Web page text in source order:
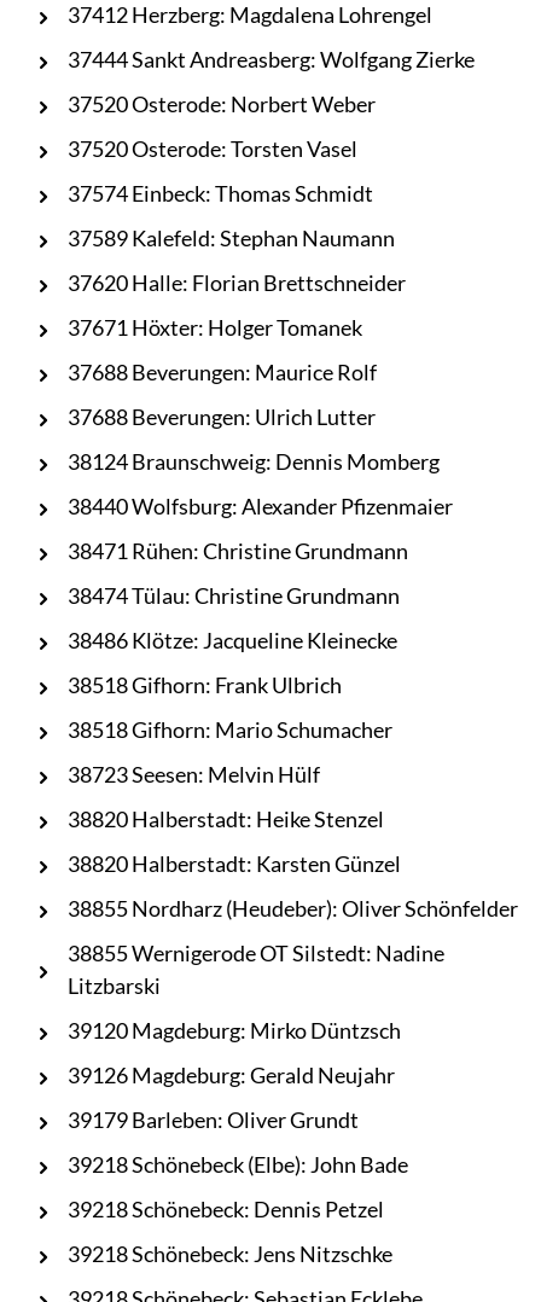
37412 Herzberg: Magdalena Lohrengel
37444 Sankt Andreasberg: Wolfgang Zierke
37520 Osterode: Norbert Weber
37520 Osterode: Torsten Vasel
37574 Einbeck: Thomas Schmidt
37589 Kalefeld: Stephan Naumann
37620 Halle: Florian Brettschneider
37671 Höxter: Holger Tomanek
37688 Beverungen: Maurice Rolf
37688 Beverungen: Ulrich Lutter
38124 Braunschweig: Dennis Momberg
38440 Wolfsburg: Alexander Pfizenmaier
38471 Rühen: Christine Grundmann
38474 Tülau: Christine Grundmann
38486 Klötze: Jacqueline Kleinecke
38518 Gifhorn: Frank Ulbrich
38518 Gifhorn: Mario Schumacher
38723 Seesen: Melvin Hülf
38820 Halberstadt: Heike Stenzel
38820 Halberstadt: Karsten Günzel
38855 Nordharz (Heudeber): Oliver Schönfelder
38855 Wernigerode OT Silstedt: Nadine
Litzbarski
39120 Magdeburg: Mirko Düntzsch
39126 Magdeburg: Gerald Neujahr
39179 Barleben: Oliver Grundt
39218 Schönebeck (Elbe): John Bade
39218 Schönebeck: Dennis Petzel
39218 Schönebeck: Jens Nitzschke